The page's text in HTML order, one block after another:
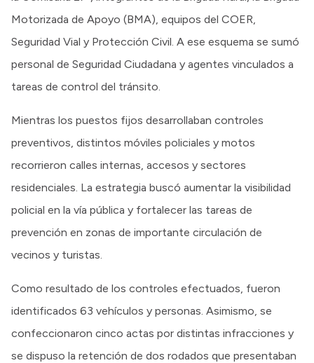
Motorizada de Apoyo (BMA), equipos del COER,
Seguridad Vial y Protección Civil. A ese esquema se sumó
personal de Seguridad Ciudadana y agentes vinculados a
tareas de control del tránsito.
Mientras los puestos fijos desarrollaban controles
preventivos, distintos móviles policiales y motos
recorrieron calles internas, accesos y sectores
residenciales. La estrategia buscó aumentar la visibilidad
policial en la vía pública y fortalecer las tareas de
prevención en zonas de importante circulación de
vecinos y turistas.
Como resultado de los controles efectuados, fueron
identificados 63 vehículos y personas. Asimismo, se
confeccionaron cinco actas por distintas infracciones y
se dispuso la retención de dos rodados que presentaban